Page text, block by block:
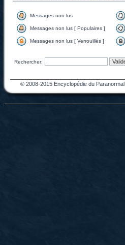
Messages non lus
Messages non lus [ Populaires ]
Messages non lus [ Verrouillés ]
Rechercher:
© 2008-2015 Encyclopédie du Paranormal